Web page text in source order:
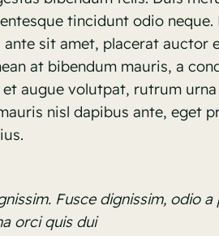
tincidunt odio
sit amet, placerat auctor
at bibendum mauris, a
augue volutpat, rutrum
nisl dapibus ante, eget
Fusce dignissim, odio
orci quis dui